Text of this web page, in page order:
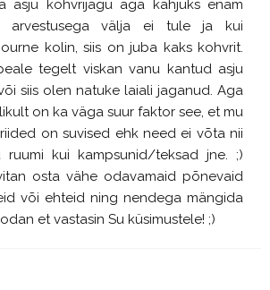
asju kohvrijagu aga kahjuks enam
arvestusega välja ei tule ja kui
kolin, siis on juba kaks kohvrit.
tegelt viskan vanu kantud asju
siis olen natuke laiali jaganud. Aga
on ka väga suur faktor see, et mu
on suvised ehk need ei võta nii
ruumi kui kampsunid/teksad jne. ;)
osta vähe odavamaid põnevaid
või ehteid ning nendega mängida
et vastasin Su küsimustele! ;)